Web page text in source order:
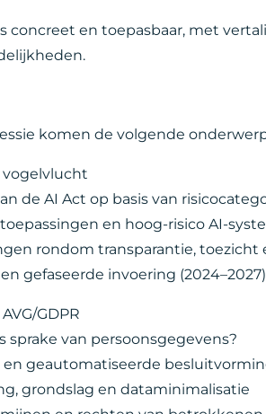
concreet en toepasbaar, met
komen de volgende
vogelvlucht
de AI Act op basis van
en hoog-risico AI-
rondom transparantie, toezicht
gefaseerde invoering (2024–2027)
GDPR
sprake van persoonsgegevens?
en geautomatiseerde
grondslag en dataminimalisatie